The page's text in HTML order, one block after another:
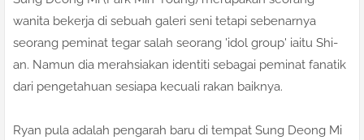
wanita bekerja di sebuah galeri seni tetapi sebenarnya
seorang peminat tegar salah seorang 'idol group' iaitu Shi-
an. Namun dia merahsiakan identiti sebagai peminat fanatik
dari pengetahuan sesiapa kecuali rakan baiknya.
Ryan pula adalah pengarah baru di tempat Sung Deong Mi